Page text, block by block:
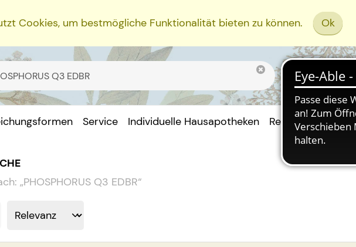
Cookies, um bestmögliche Funktionalität bieten zu können. Ok
Service Individuelle Hausapotheken Rezept Einreichen
„PHOSPHORUS Q3 EDBR“